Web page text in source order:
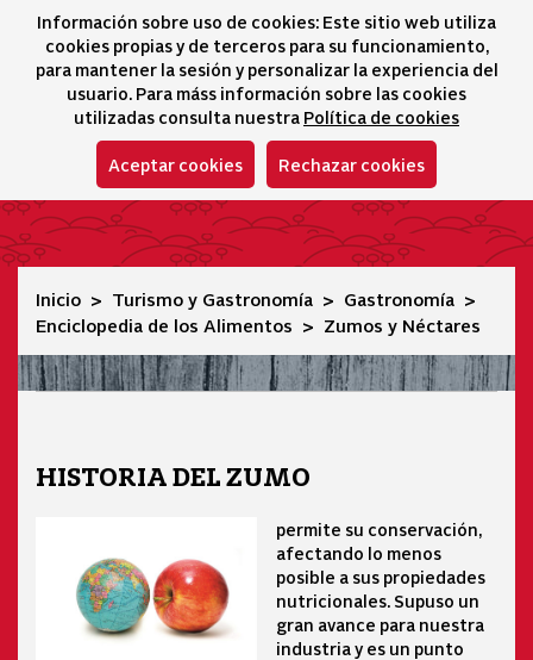
Información sobre uso de cookies: Este sitio web utiliza
cookies propias y de terceros para su funcionamiento,
para mantener la sesión y personalizar la experiencia del
usuario. Para máss información sobre las cookies
utilizadas consulta nuestra Política de cookies
Aceptar cookies Rechazar cookies
Selector idioma
icono
Zumos y Néctares
Inicio Turismo y Gastronomía
Gastronomía
Enciclopedia de los Alimentos
Zumos y Néctares
HISTORIA DEL ZUMO
permite su conservación,
afectando lo menos
posible a sus propiedades
nutricionales. Supuso un
gran avance para nuestra
industria y es un punto